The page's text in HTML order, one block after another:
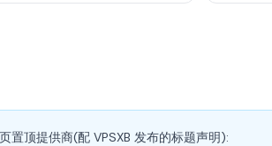
置顶提供商(配 VPSXB 发布的标题声明):